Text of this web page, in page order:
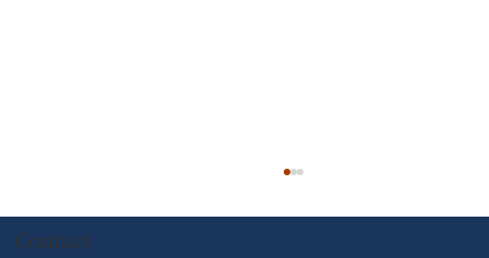
Contact